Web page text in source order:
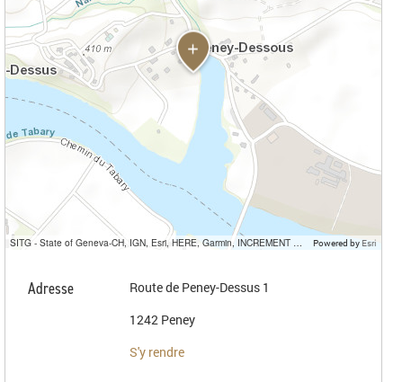
SITG - State of Geneva-CH, IGN, Esri, HERE, Garmin, INCREMENT P, USGS, METI/NASA Powered by Esri
Adresse
Route de Peney-Dessus 1
1242 Peney
S'y rendre